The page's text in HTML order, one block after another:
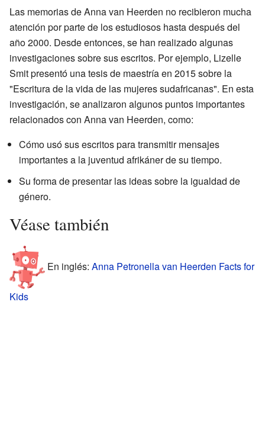
Las memorias de Anna van Heerden no recibieron mucha
atención por parte de los estudiosos hasta después del
año 2000. Desde entonces, se han realizado algunas
investigaciones sobre sus escritos. Por ejemplo, Lizelle
Smit presentó una tesis de maestría en 2015 sobre la
"Escritura de la vida de las mujeres sudafricanas". En esta
investigación, se analizaron algunos puntos importantes
relacionados con Anna van Heerden, como:
Cómo usó sus escritos para transmitir mensajes
importantes a la juventud afrikáner de su tiempo.
Su forma de presentar las ideas sobre la igualdad de
género.
Véase también
En inglés: Anna Petronella van Heerden Facts for
Kids